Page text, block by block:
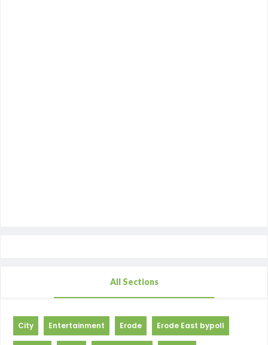
All Sections
City Entertainment Erode Erode East bypoll